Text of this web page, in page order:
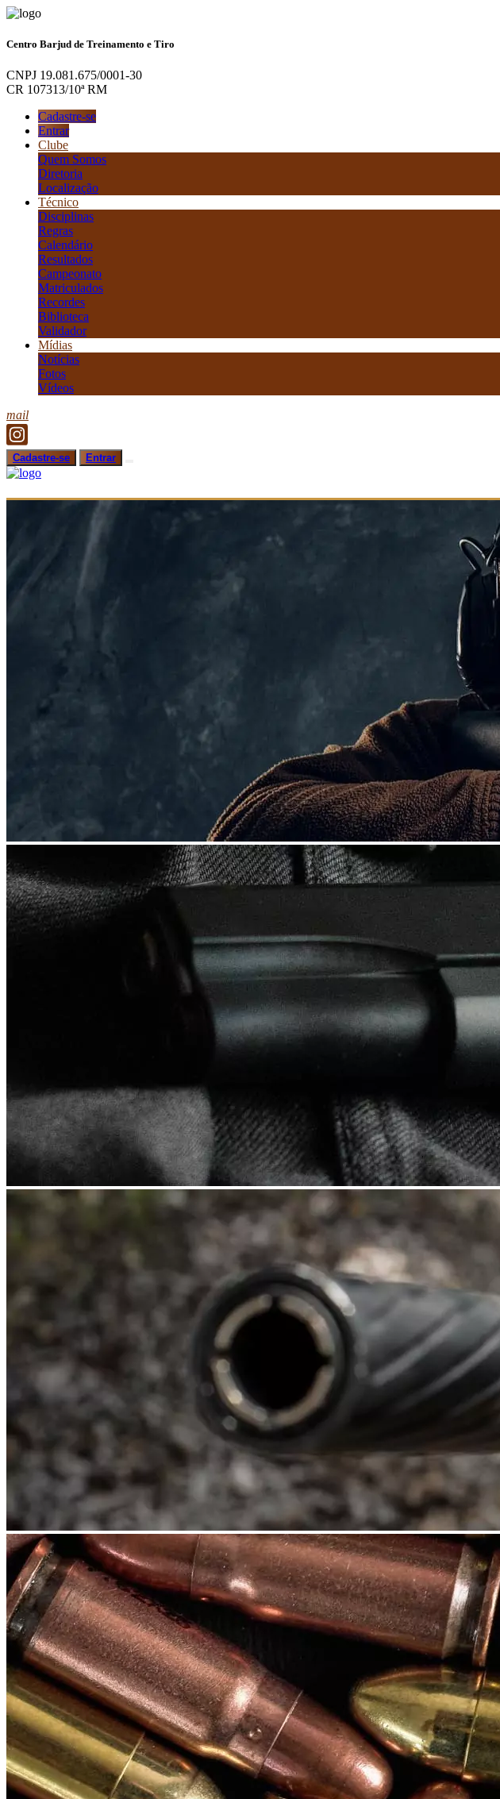
Centro Barjud de Treinamento e Tiro
CNPJ 19.081.675/0001-30
CR 107313/10ª RM
Cadastre-se
Entrar
Clube
Quem Somos
Diretoria
Localização
Técnico
Disciplinas
Regras
Calendário
Resultados
Campeonato
Matriculados
Recordes
Biblioteca
Validador
Mídias
Notícias
Fotos
Vídeos
mail
Cadastre-se Entrar